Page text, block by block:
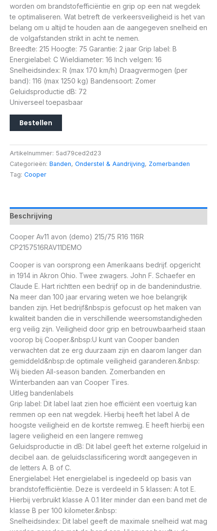
worden om brandstofefficiëntie en grip op een nat wegdek
te optimaliseren. Wat betreft de verkeersveiligheid is het van
belang om u altijd te houden aan de aangegeven snelheid en
de volgafstanden strikt in acht te nemen.
Breedte: 215 Hoogte: 75 Garantie: 2 jaar Grip label: B
Energielabel: C Wieldiameter: 16 Inch velgen: 16
Snelheidsindex: R (max 170 km/h) Draagvermogen (per
band): 116 (max 1250 kg) Bandensoort: Zomer
Geluidsproductie dB: 72
Universeel toepasbaar
Bestellen
Artikelnummer: 5ad79ced2d23
Categorieën: Banden, Onderstel & Aandrijving, Zomerbanden
Tag: Cooper
Beschrijving
Cooper Av11 avon (demo) 215/75 R16 116R
CP2157516RAV11DEMO
Cooper is van oorsprong een Amerikaans bedrijf. opgericht
in 1914 in Akron Ohio. Twee zwagers. John F. Schaefer en
Claude E. Hart richtten een bedrijf op in de bandenindustrie.
Na meer dan 100 jaar ervaring weten we hoe belangrijk
banden zijn. Het bedrijf&nbsp:is gefocust op het maken van
kwaliteit banden die in verschillende weersomstandigheden
erg veilig zijn. Veiligheid door grip en betrouwbaarheid staan
voorop bij Cooper.&nbsp:U kunt van Cooper banden
verwachten dat ze erg duurzaam zijn en daarom langer dan
gemiddeld&nbsp:de optimale veiligheid garanderen.&nbsp:
Wij bieden All-season banden. Zomerbanden en
Winterbanden aan van Cooper Tires.
Uitleg bandenlabels
Grip label: Dit label laat zien hoe efficiënt een voertuig kan
remmen op een nat wegdek. Hierbij heeft het label A de
hoogste veiligheid en de kortste remweg. E heeft hierbij een
lagere veiligheid en een langere remweg
Geluidsproductie in dB: Dit label geeft het externe rolgeluid in
decibel aan. de geluidsclassificering wordt aangegeven in
de letters A. B of C.
Energielabel: Het energielabel is ingedeeld op basis van
brandstofefficiëntie. Deze is verdeeld in 5 klassen: A tot E.
Hierbij verbruikt klasse A 0.1 liter minder dan een band met de
klasse B per 100 kilometer.&nbsp:
Snelheidsindex: Dit label geeft de maximale snelheid wat mag